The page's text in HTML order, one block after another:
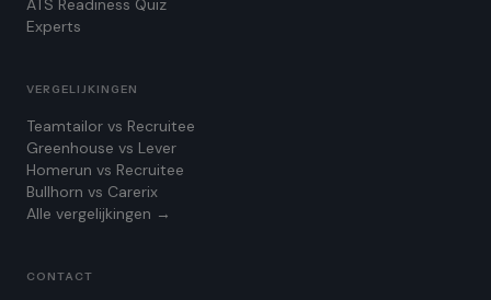
ATS Readiness Quiz
Experts
VERGELIJKINGEN
Teamtailor vs Recruitee
Greenhouse vs Lever
Homerun vs Recruitee
Bullhorn vs Carerix
Alle vergelijkingen →
CONTACT